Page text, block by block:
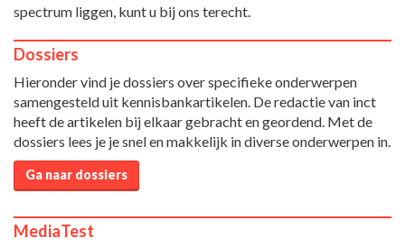
spectrum liggen, kunt u bij ons terecht.
Dossiers
Hieronder vind je dossiers over specifieke onderwerpen
samengesteld uit kennisbankartikelen. De redactie van inct
heeft de artikelen bij elkaar gebracht en geordend. Met de
dossiers lees je je snel en makkelijk in diverse onderwerpen in.
Ga naar dossiers
MediaTest